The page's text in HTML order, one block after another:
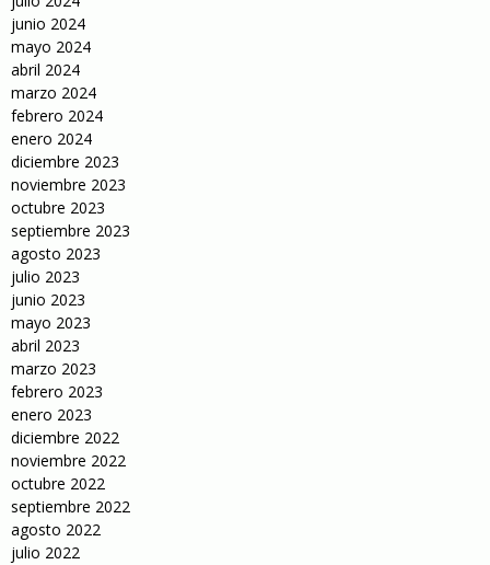
junio 2024
mayo 2024
abril 2024
marzo 2024
febrero 2024
enero 2024
diciembre 2023
noviembre 2023
octubre 2023
septiembre 2023
agosto 2023
julio 2023
junio 2023
mayo 2023
abril 2023
marzo 2023
febrero 2023
enero 2023
diciembre 2022
noviembre 2022
octubre 2022
septiembre 2022
agosto 2022
julio 2022